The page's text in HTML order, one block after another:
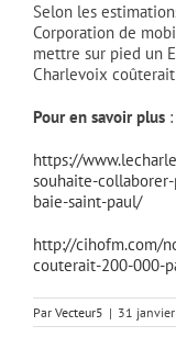
Selon les
Corporation de
mettre sur pied un
Charlevoix
Pour en savoir plus :
https://
souhaite-
baie-saint-paul/
http://cihofm.com/
couterait-200-000-
Par Vecteur5 | 31